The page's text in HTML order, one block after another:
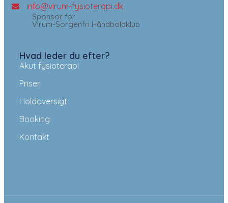
info@virum-fysioterapi.dk
Sponsor for
Virum-Sorgenfri Håndboldklub
Hvad leder du efter?
Akut fysioterapi
Priser
Holdoversigt
Booking
Kontakt